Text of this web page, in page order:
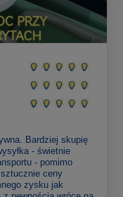
Bardziej skupię
- świetnie
- pomimo
ceny
zysku jak